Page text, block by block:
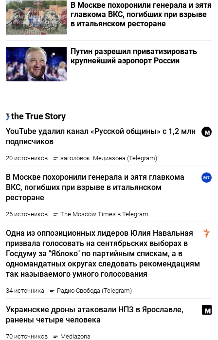
В Москве похоронили генерала и зятя
главкома ВКС, погибших при взрыве
в итальянском ресторане
Путин разрешил приватизировать
крупнейший аэропорт России